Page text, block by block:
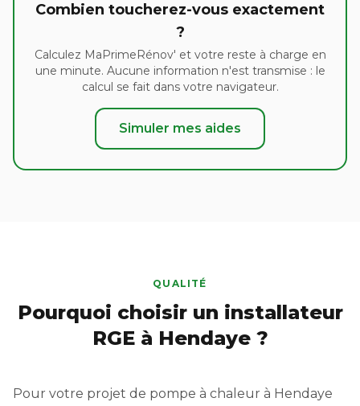
Combien toucherez-vous exactement
?
Calculez MaPrimeRénov' et votre reste à charge en
une minute. Aucune information n'est transmise : le
calcul se fait dans votre navigateur.
Simuler mes aides
QUALITÉ
Pourquoi choisir un installateur
RGE à Hendaye ?
Pour votre projet de pompe à chaleur à Hendaye